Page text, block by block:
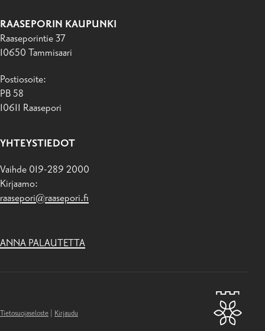
RAASEPORIN KAUPUNKI
Raaseporintie 37
10650 Tammisaari
Postiosoite:
PB 58
10611 Raasepori
YHTEYSTIEDOT
Vaihde 019-289 2000
Kirjaamo:
raasepori@raasepori.fi
ANNA PALAUTETTA
Tietosuojaseloste Kirjaudu